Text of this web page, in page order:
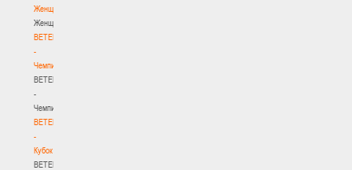
Женщины
Женщины
BETERA
-
Чемпионат
BETERA
-
Чемпионат
BETERA
-
Кубок
BETERA